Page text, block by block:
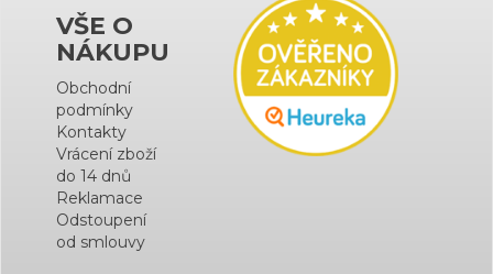
VŠE O
NÁKUPU
Obchodní
podmínky
Kontakty
Vrácení zboží
do 14 dnů
Reklamace
Odstoupení
od smlouvy